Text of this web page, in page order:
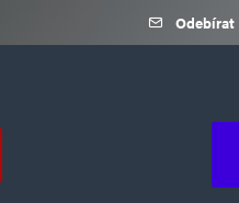
Odebírat